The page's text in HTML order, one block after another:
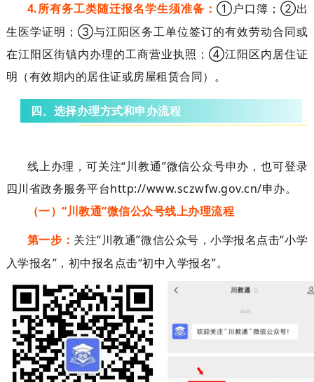
4.所有务工类随迁报名学生须准备： ①户口簿； ②出
生医学证明； ③与江阳区务工单位签订的有效劳动合同或
在江阳区街镇内办理的工商营业执照； ④江阳区内居住证
明（有效期内的居住证或房屋租赁合同）。
四、选择办理方式和申办流程
线上办理，可关注“川教通”微信公众号申办，也可登录
四川省政务服务平台http://www.sczwfw.gov.cn/申办。
（一）“川教通”微信公众号线上办理流程
第一步： 关注“川教通”微信公众号，小学报名点击“小学
入学报名” ，初中报名点击“初中入学报名”。